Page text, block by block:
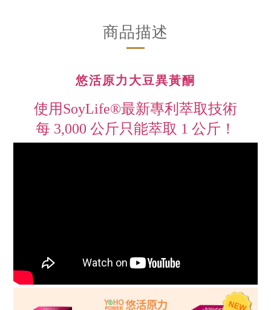
商品描述
悠活原力大豆異黃酮
使用SoyLife®最新專利萃取技術
每 3,000 公斤只能萃取 1 公斤！